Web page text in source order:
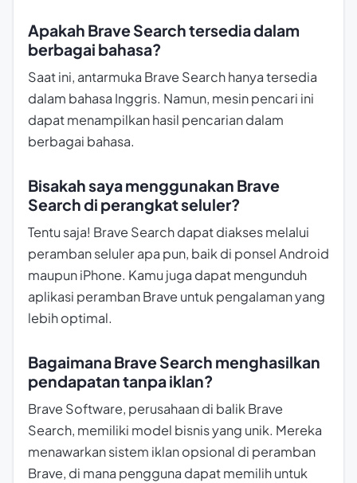
Apakah Brave Search tersedia dalam
berbagai bahasa?
Saat ini, antarmuka Brave Search hanya tersedia
dalam bahasa Inggris. Namun, mesin pencari ini
dapat menampilkan hasil pencarian dalam
berbagai bahasa.
Bisakah saya menggunakan Brave
Search di perangkat seluler?
Tentu saja! Brave Search dapat diakses melalui
peramban seluler apa pun, baik di ponsel Android
maupun iPhone. Kamu juga dapat mengunduh
aplikasi peramban Brave untuk pengalaman yang
lebih optimal.
Bagaimana Brave Search menghasilkan
pendapatan tanpa iklan?
Brave Software, perusahaan di balik Brave
Search, memiliki model bisnis yang unik. Mereka
menawarkan sistem iklan opsional di peramban
Brave, di mana pengguna dapat memilih untuk